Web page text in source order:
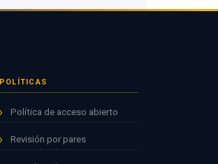
POLÍTICAS
Política de acceso abierto
Revisión por pares